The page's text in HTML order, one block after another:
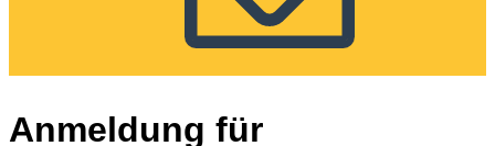
Anmeldung für